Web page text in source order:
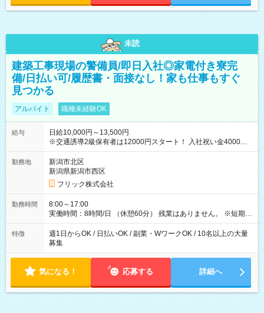
未読
建築工事現場の警備員/即日入社◎家電付き寮完
備/日払い可/履歴書・面接なし！家も仕事もすぐ
見つかる
アルバイト 職種未経験OK
給与
日給10,000円～13,500円
※交通誘導2級保有者は12000円スタート！ 入社祝い金4000円
【試用期間】試用期間なし
勤務地
新潟市北区
新潟県新潟市西区
フリック株式会社
勤務時間
8:00～17:00
実働時間：8時間/日 （休憩60分） 残業はありません。 ※短期の
募集は行っておりません。予めご了承くださいませ。
特徴
週1日からOK / 日払いOK / 副業・WワークOK / 10名以上の大量
募集
気になる！ 応募する 詳細へ